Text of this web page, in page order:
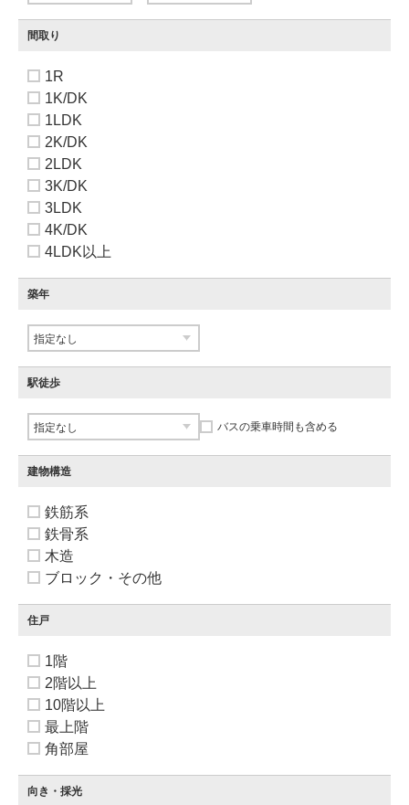
間取り
1R
1K/DK
1LDK
2K/DK
2LDK
3K/DK
3LDK
4K/DK
4LDK以上
築年
駅徒歩
バスの乗車時間も含める
建物構造
鉄筋系
鉄骨系
木造
ブロック・その他
住戸
1階
2階以上
10階以上
最上階
角部屋
向き・採光